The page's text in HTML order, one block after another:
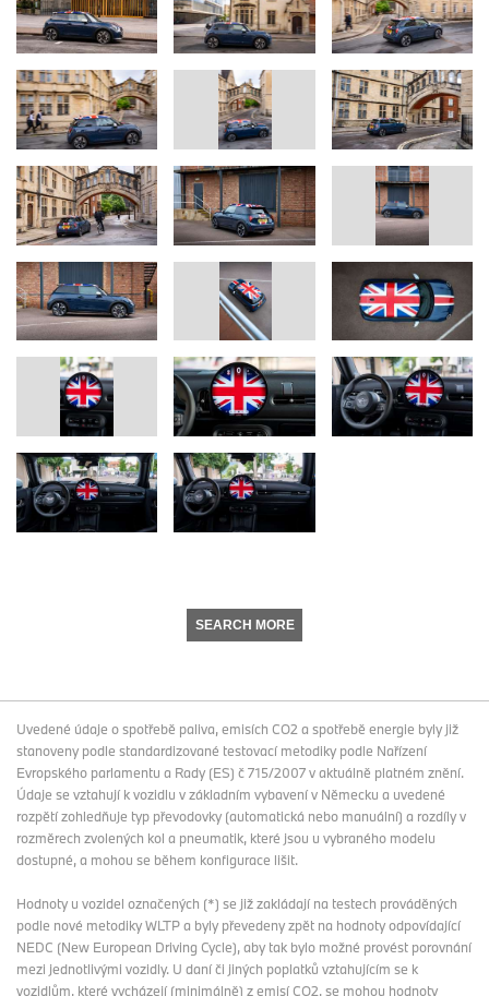
SEARCH MORE
Uvedené údaje o spotřebě paliva, emisích CO2 a spotřebě energie byly již
stanoveny podle standardizované testovací metodiky podle Nařízení
Evropského parlamentu a Rady (ES) č 715/2007 v aktuálně platném znění.
Údaje se vztahují k vozidlu v základním vybavení v Německu a uvedené
rozpětí zohledňuje typ převodovky (automatická nebo manuální) a rozdíly v
rozměrech zvolených kol a pneumatik, které jsou u vybraného modelu
dostupné, a mohou se během konfigurace lišit.
Hodnoty u vozidel označených (*) se již zakládají na testech prováděných
podle nové metodiky WLTP a byly převedeny zpět na hodnoty odpovídající
NEDC (New European Driving Cycle), aby tak bylo možné provést porovnání
mezi jednotlivými vozidly. U daní či jiných poplatků vztahujícím se k
vozidlům, které vycházejí (minimálně) z emisí CO2, se mohou hodnoty